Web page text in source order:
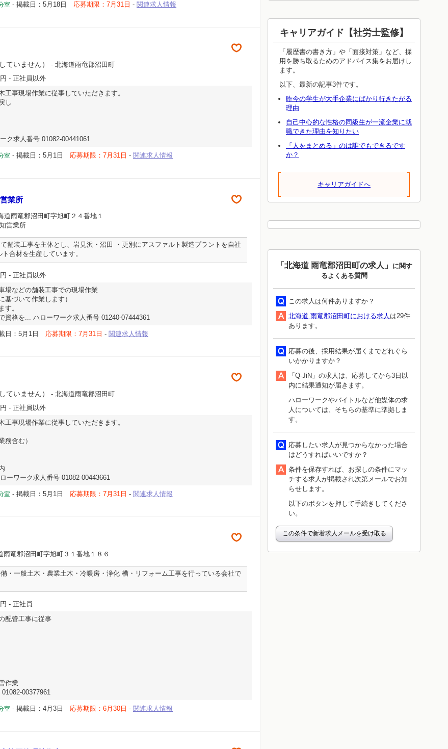
室 - 掲載日：5月18日 応募期限：7月31日 - 関連求人情報
ていません）
- 北海道雨竜郡沼田町
- 正社員以外
工事現場作業に従事していただきます。
し
ク求人番号 01082-00441061
室 - 掲載日：5月1日 応募期限：7月31日 - 関連求人情報
業所
道雨竜郡沼田町字旭町２４番地１
営業所
舗装工事を主体とし、岩見沢・沼田 ・更別にアスファルト製造プラントを自社
合材を生産しています。
- 正社員以外
場などの舗装工事での現場作業
づいて作業します）
す。
資格を... ハローワーク求人番号 01240-07444361
日：5月1日 応募期限：7月31日 - 関連求人情報
ていません）
- 北海道雨竜郡沼田町
- 正社員以外
工事現場作業に従事していただきます。
含む）
ーワーク求人番号 01082-00443661
室 - 掲載日：5月1日 応募期限：7月31日 - 関連求人情報
雨竜郡沼田町字旭町３１番地１８６
・一般土木・農業土木・冷暖房・浄化 槽・リフォーム工事を行っている会社で
- 正社員
配管工事に従事
作業
00377961
室 - 掲載日：4月3日 応募期限：6月30日 - 関連求人情報
キャリアガイド【社労士監修】
「履歴書の書き方」や「面接対策」など、採
用を勝ち取るためのアドバイス集をお届けし
ます。
以下、最新の記事3件です。
昨今の学生が大手企業にばかり行きたがる
理由
自己中心的な性格の同級生が一流企業に就
職できた理由を知りたい
「人をまとめる」のは誰でもできるです
か？
キャリアガイドへ
「北海道 雨竜郡沼田町の求人」
に関す
るよくある質問
この求人は何件ありますか？
北海道 雨竜郡沼田町における求人 は29件
あります。
応募の後、採用結果が届くまでどれぐら
いかかりますか？
「Q-JiN」の求人は、応募してから3日以
内に結果通知が届きます。
ハローワークやバイトルなど他媒体の求
人については、そちらの基準に準拠しま
す。
応募したい求人が見つからなかった場合
はどうすればいいですか？
条件を保存すれば、お探しの条件にマッ
チする求人が掲載され次第メールでお知
らせします。
以下のボタンを押して手続きしてくださ
い。
この条件で新着求人メールを受け取る